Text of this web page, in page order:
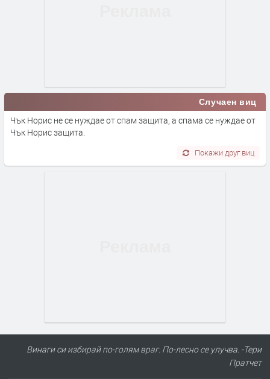
Случаен виц
Чък Норис не се нуждае от спам защита, а спама се нуждае от
Чък Норис защита.
Покажи друг виц
Винаги си избирай по-голям враг. По-лесно се улучва. -Тери
Пратчет